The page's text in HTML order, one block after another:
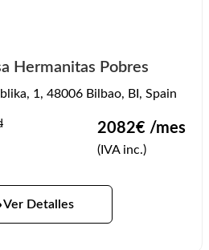
Hermanitas Pobres
1, 48006 Bilbao, BI, Spain
2082€ /mes
(IVA inc.)
Ver Detalles